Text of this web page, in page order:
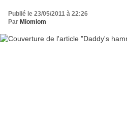
Publié le 23/05/2011 à 22:26
Par Miomiom